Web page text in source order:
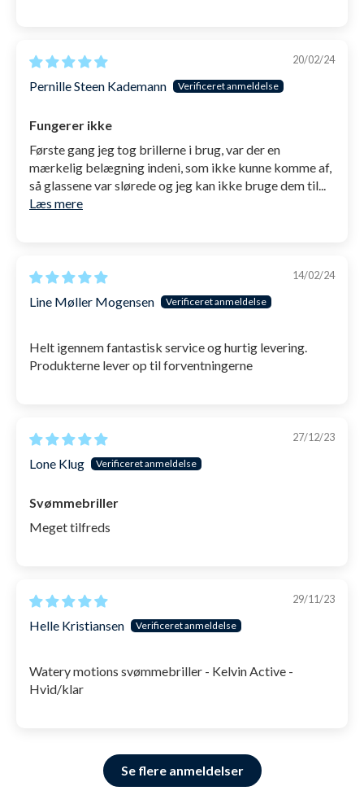
20/02/24
Pernille Steen Kademann
Fungerer ikke
Første gang jeg tog brillerne i brug, var der en
mærkelig belægning indeni, som ikke kunne komme af,
så glassene var slørede og jeg kan ikke bruge dem til...
Læs mere
14/02/24
Line Møller Mogensen
Helt igennem fantastisk service og hurtig levering.
Produkterne lever op til forventningerne
27/12/23
Lone Klug
Svømmebriller
Meget tilfreds
29/11/23
Helle Kristiansen
Watery motions svømmebriller - Kelvin Active -
Hvid/klar
Se flere anmeldelser